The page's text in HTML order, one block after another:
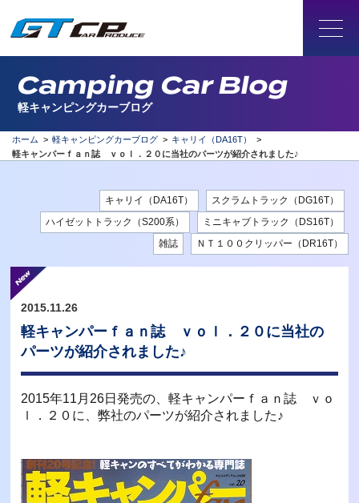
Camping Car Blog
軽キャンピングカーブログ
ホーム > 軽キャンピングカーブログ > キャリイ（DA16T）
>
軽キャンパーｆａｎ誌 ｖｏｌ．２０に当社のパーツが紹介されました♪
キャリイ（DA16T）
スクラムトラック（DG16T）
ハイゼットトラック（S200系）
ミニキャブトラック（DS16T）
雑誌
ＮＴ１００クリッパー（DR16T）
2015.11.26
軽キャンパーｆａｎ誌 ｖｏｌ．２０に当社の
パーツが紹介されました♪
2015年11月26日発売の、軽キャンパーｆａｎ誌 ｖｏ
ｌ．２０に、弊社のパーツが紹介されました♪